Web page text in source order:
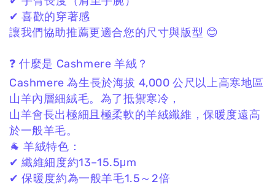
✔ 喜歡的穿著感
讓我們協助推薦更適合您的尺寸與版型 😊
❓ 什麼是 Cashmere 羊絨？
Cashmere 為生長於海拔 4,000 公尺以上高寒地區
山羊內層細絨毛。 為了抵禦寒冷，
山羊會長出極細且極柔軟的羊絨纖維，保暖度遠高
於一般羊毛。
🐐 羊絨特色：
✔ 纖維細度約13–15.5μm
✔ 保暖度約為一般羊毛1.5～2倍